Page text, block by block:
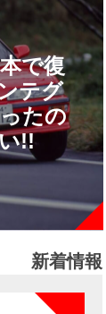
で復
テグ
たの
!!
新着情報
NEW